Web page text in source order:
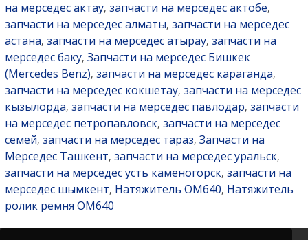
на мерседес актау, запчасти на мерседес актобе,
запчасти на мерседес алматы, запчасти на мерседес
астана, запчасти на мерседес атырау, запчасти на
мерседес баку, Запчасти на мерседес Бишкек
(Mercedes Benz), запчасти на мерседес караганда,
запчасти на мерседес кокшетау, запчасти на мерседес
кызылорда, запчасти на мерседес павлодар, запчасти
на мерседес петропавловск, запчасти на мерседес
семей, запчасти на мерседес тараз, Запчасти на
Мерседес Ташкент, запчасти на мерседес уральск,
запчасти на мерседес усть каменогорск, запчасти на
мерседес шымкент, Натяжитель OM640, Натяжитель
ролик ремня OM640